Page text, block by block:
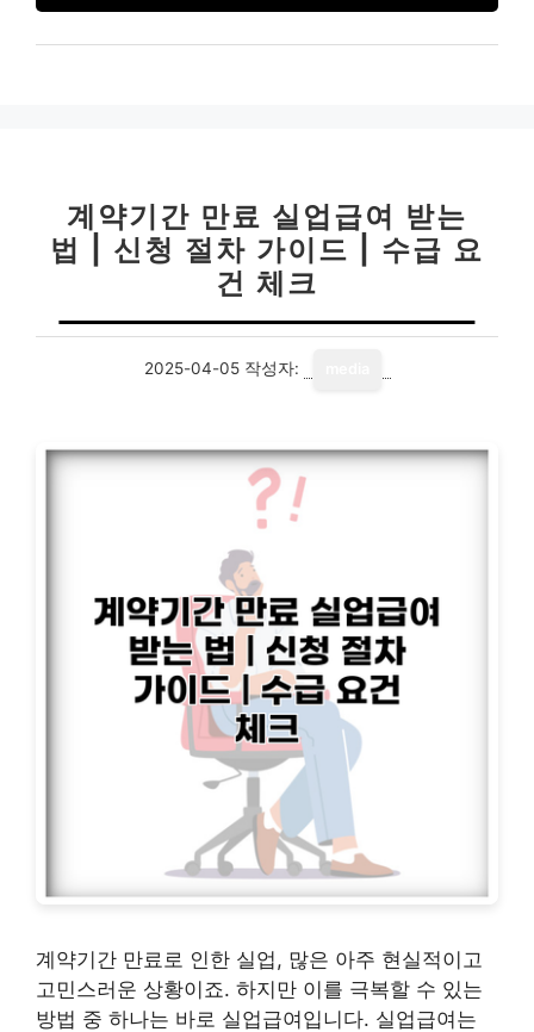
계약기간 만료 실업급여 받는
법 | 신청 절차 가이드 | 수급 요
건 체크
2025-04-05 작성자:
계약기간 만료로 인한 실업, 많은 아주 현실적이고
고민스러운 상황이죠. 하지만 이를 극복할 수 있는
방법 중 하나는 바로 실업급여입니다. 실업급여는